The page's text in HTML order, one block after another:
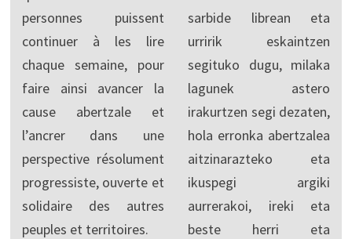
personnes puissent
continuer à les lire
chaque semaine, pour
faire ainsi avancer la
cause abertzale et
l’ancrer dans une
perspective résolument
progressiste, ouverte et
solidaire des autres
peuples et territoires.
sarbide librean eta
urririk eskaintzen
segituko dugu, milaka
lagunek astero
irakurtzen segi dezaten,
hola erronka abertzalea
aitzinarazteko eta
ikuspegi argiki
aurrerakoi, ireki eta
beste herri eta